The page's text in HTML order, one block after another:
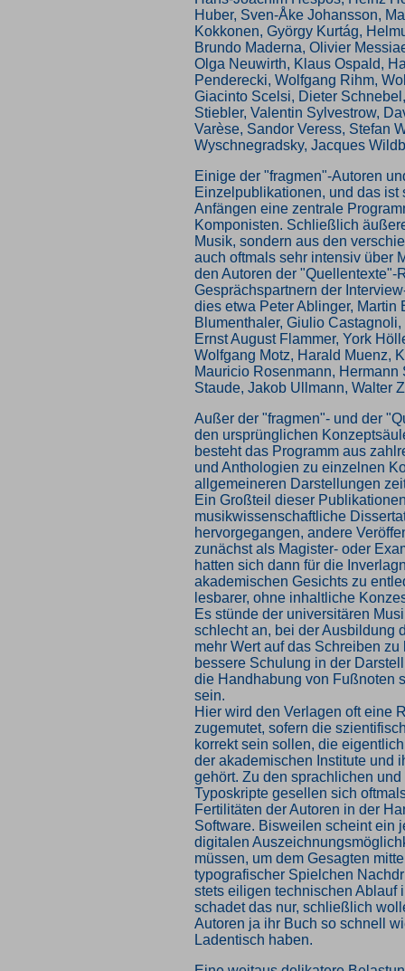
Huber, Sven-Åke Johansson,
Kokkonen, György Kurtág,
Brundo Maderna, Olivier
Olga Neuwirth, Klaus Ospald,
Penderecki, Wolfgang Rihm,
Giacinto Scelsi, Dieter
Stiebler, Valentin Sylvestrow,
Varèse, Sandor Veress, Stefan
Wyschnegradsky, Jacques
Einige der "fragmen"-Autoren
Einzelpublikationen, und das ist
Anfängen eine zentrale
Komponisten. Schließlich
Musik, sondern aus den
auch oftmals sehr intensiv über
den Autoren der "Quellentexte"-
Gesprächspartnern der
dies etwa Peter Ablinger, Martin
Blumenthaler, Giulio
Ernst August Flammer, York
Wolfgang Motz, Harald Muenz,
Mauricio Rosenmann, Hermann
Staude, Jakob Ullmann, Walter
Außer der "fragmen"- und der
den ursprünglichen
besteht das Programm aus
und Anthologien zu einzelnen
allgemeineren Darstellungen
Ein Großteil dieser
musikwissenschaftliche
hervorgegangen, andere
zunächst als Magister- oder
hatten sich dann für die
akademischen Gesichts zu
lesbarer, ohne inhaltliche
Es stünde der universitären
schlecht an, bei der Ausbildung
mehr Wert auf das Schreiben
bessere Schulung in der
die Handhabung von Fußnoten
sein.
Hier wird den Verlagen oft eine
zugemutet, sofern die
korrekt sein sollen, die
der akademischen Institute und
gehört. Zu den sprachlichen
Typoskripte gesellen sich
Fertilitäten der Autoren in der
Software. Bisweilen scheint ein
digitalen
müssen, um dem Gesagten
typografischer Spielchen
stets eiligen technischen Ablauf
schadet das nur, schließlich
Autoren ja ihr Buch so schnell
Ladentisch haben.